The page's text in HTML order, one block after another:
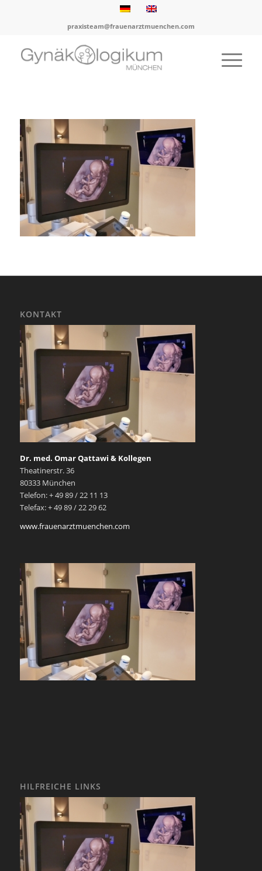
praxisteam@frauenarztmuenchen.com
KONTAKT
Dr. med. Omar Qattawi & Kollegen
Theatinerstr. 36
80333 München
Telefon: + 49 89 / 22 11 13
Telefax: + 49 89 / 22 29 62
www.frauenarztmuenchen.com
HILFREICHE LINKS